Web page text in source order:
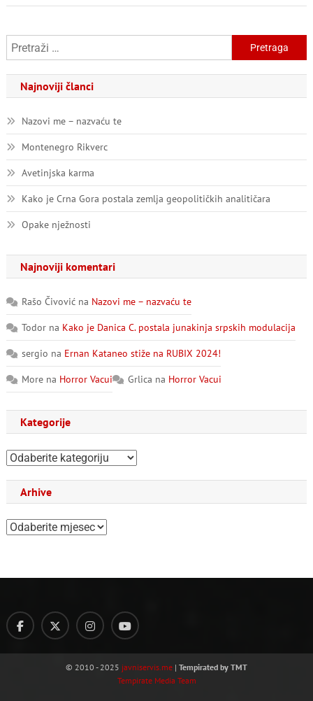
Pretraga:
Najnoviji članci
Nazovi me – nazvaću te
Montenegro Rikverc
Avetinjska karma
Kako je Crna Gora postala zemlja geopolitičkih analitičara
Opake nježnosti
Najnoviji komentari
Rašo Čivovićna Nazovi me – nazvaću te
Todorna Kako je Danica C. postala junakinja srpskih modulacija
sergio na Ernan Kataneo stiže na RUBIX 2024!
Morena Horror Vacui Grlica na Horror Vacui
Kategorije
Kategorije
Arhive
Arhive
© 2010 - 2025 javniservis.me | Tempirated by TMT
Tempirate Media Team